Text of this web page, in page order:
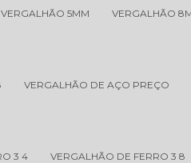
VERGALHÃO 5MM VERGALHÃO
VERGALHÃO DE AÇO PREÇO
3 4 VERGALHÃO DE FERRO 3 8